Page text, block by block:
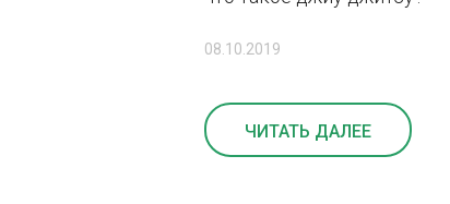
08.10.2019
ЧИТАТЬ ДАЛЕЕ